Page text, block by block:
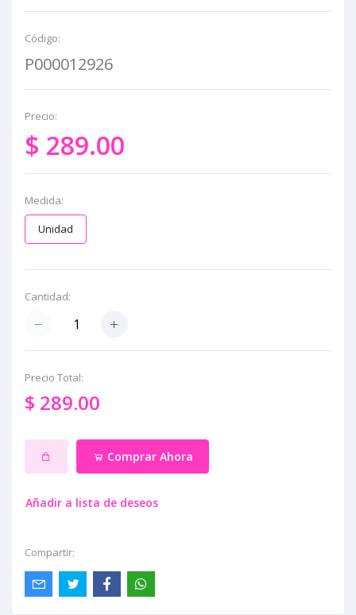
Código:
P000012926
Precio:
$ 289.00
Medida:
Unidad
Cantidad:
Precio Total:
$ 289.00
Comprar Ahora
Añadir a lista de deseos
Compartir: